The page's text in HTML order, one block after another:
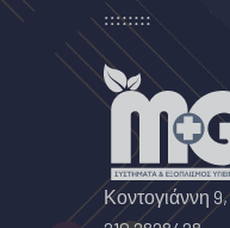
Κοντογιάννη